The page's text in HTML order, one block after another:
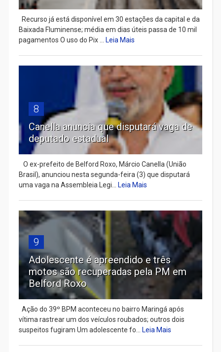
Recurso já está disponível em 30 estações da capital e da
Baixada Fluminense; média em dias úteis passa de 10 mil
pagamentos O uso do Pix ...
Leia Mais
8
Canella anuncia que disputará vaga de
deputado estadual
​ O ex-prefeito de Belford Roxo, Márcio Canella (União
Brasil), anunciou nesta segunda-feira (3) que disputará
uma vaga na Assembleia Legi...
Leia Mais
9
Adolescente é apreendido e três
motos são recuperadas pela PM em
Belford Roxo
Ação do 39º BPM aconteceu no bairro Maringá após
vítima rastrear um dos veículos roubados; outros dois
suspeitos fugiram Um adolescente fo...
Leia Mais